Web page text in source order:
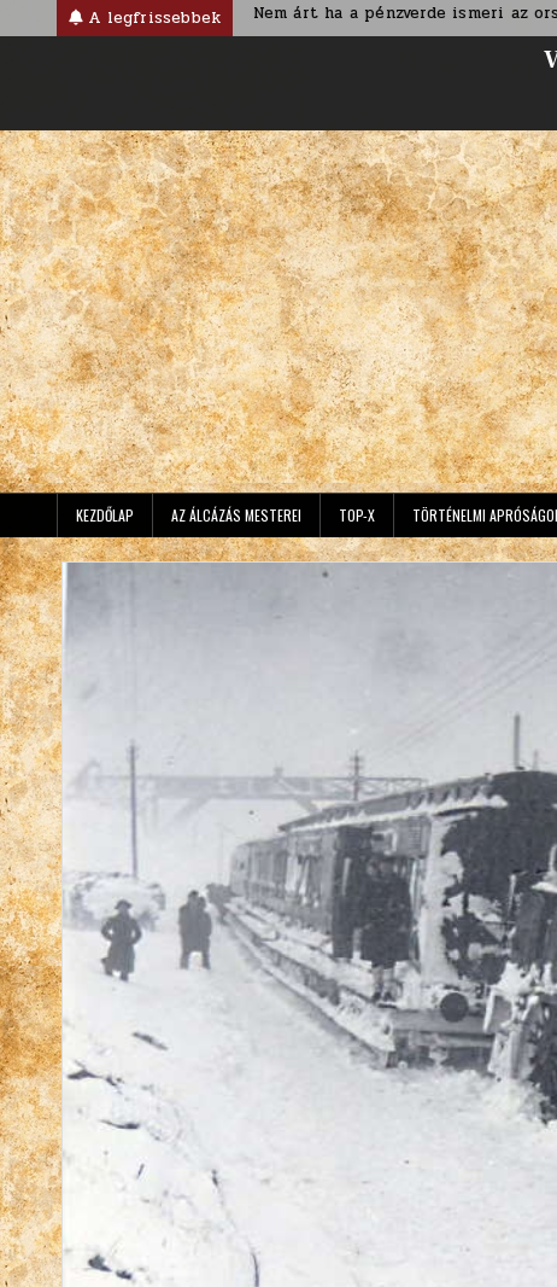
to
A legfrissebbek
korban Nem árt ha a pénzverde ismeri az ország nevét
KEZDŐLAP AZ ÁLCÁZÁS MESTEREI TOP-X TÖRTÉNELMI